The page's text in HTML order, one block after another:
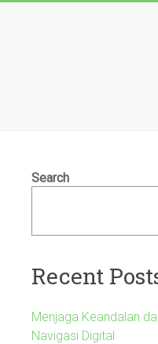
Search
Recent
Menjaga Keandalan
Navigasi Digital